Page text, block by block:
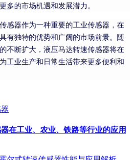
多的市场机遇和发展潜力。
感器作为一种重要的工业传感器，在
有独特的优势和广阔的市场前景。随
不断扩大，液压马达转速传感器将在
工业生产和日常生活带来更多便利和
在工业、农业、铁路等行业的应用